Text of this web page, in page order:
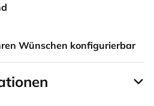
Wünschen konfigurierbar